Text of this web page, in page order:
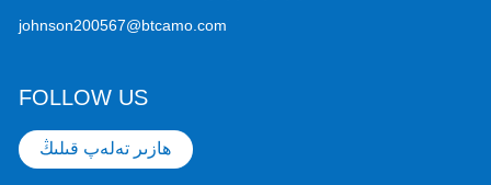
johnson200567@btcamo.com
FOLLOW US
ھازىر تەلەپ قىلىڭ